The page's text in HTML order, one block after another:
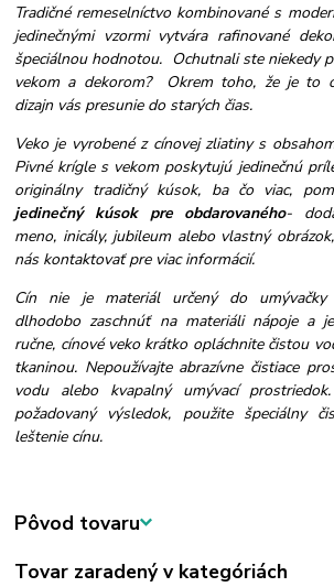
Tradičné remeselníctvo kombinované s
jedinečnými vzormi vytvára rafinované
špeciálnou hodnotou. Ochutnali ste niekedy
vekom a dekorom? Okrem toho, že je to
dizajn vás presunie do starých čias.
Veko je vyrobené z cínovej zliatiny s
Pivné krígle s vekom poskytujú jedinečnú
originálny tradičný kúsok, ba čo viac,
jedinečný kúsok pre obdarovaného-
meno, inicály, jubileum alebo vlastný
nás kontaktovať pre viac informácií.
Cín nie je materiál určený do umývačky
dlhodobo zaschnúť na materiáli nápoje a
ručne, cínové veko krátko opláchnite čistou
tkaninou. Nepoužívajte abrazívne čistiace
vodu alebo kvapalný umývací
požadovaný výsledok, použite špeciálny
leštenie cínu.
Pôvod tovaru
Tovar zaradený v kategóriách